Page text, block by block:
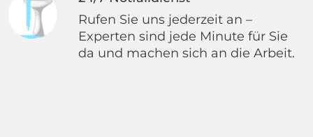
Rufen Sie uns jederzeit an –
Experten sind jede Minute für Sie
da und machen sich an die Arbeit.